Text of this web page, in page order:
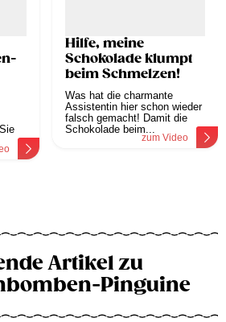
Hilfe, meine
Schokolade klumpt
beim Schmelzen!
Was hat die charmante
Assistentin hier schon wieder
falsch gemacht! Damit die
Schokolade beim...
zum Video
Artikel zu
Pinguine